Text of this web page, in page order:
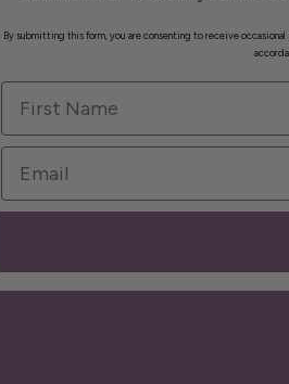
By submitting this form, you are consenting to receive
First Name
Email